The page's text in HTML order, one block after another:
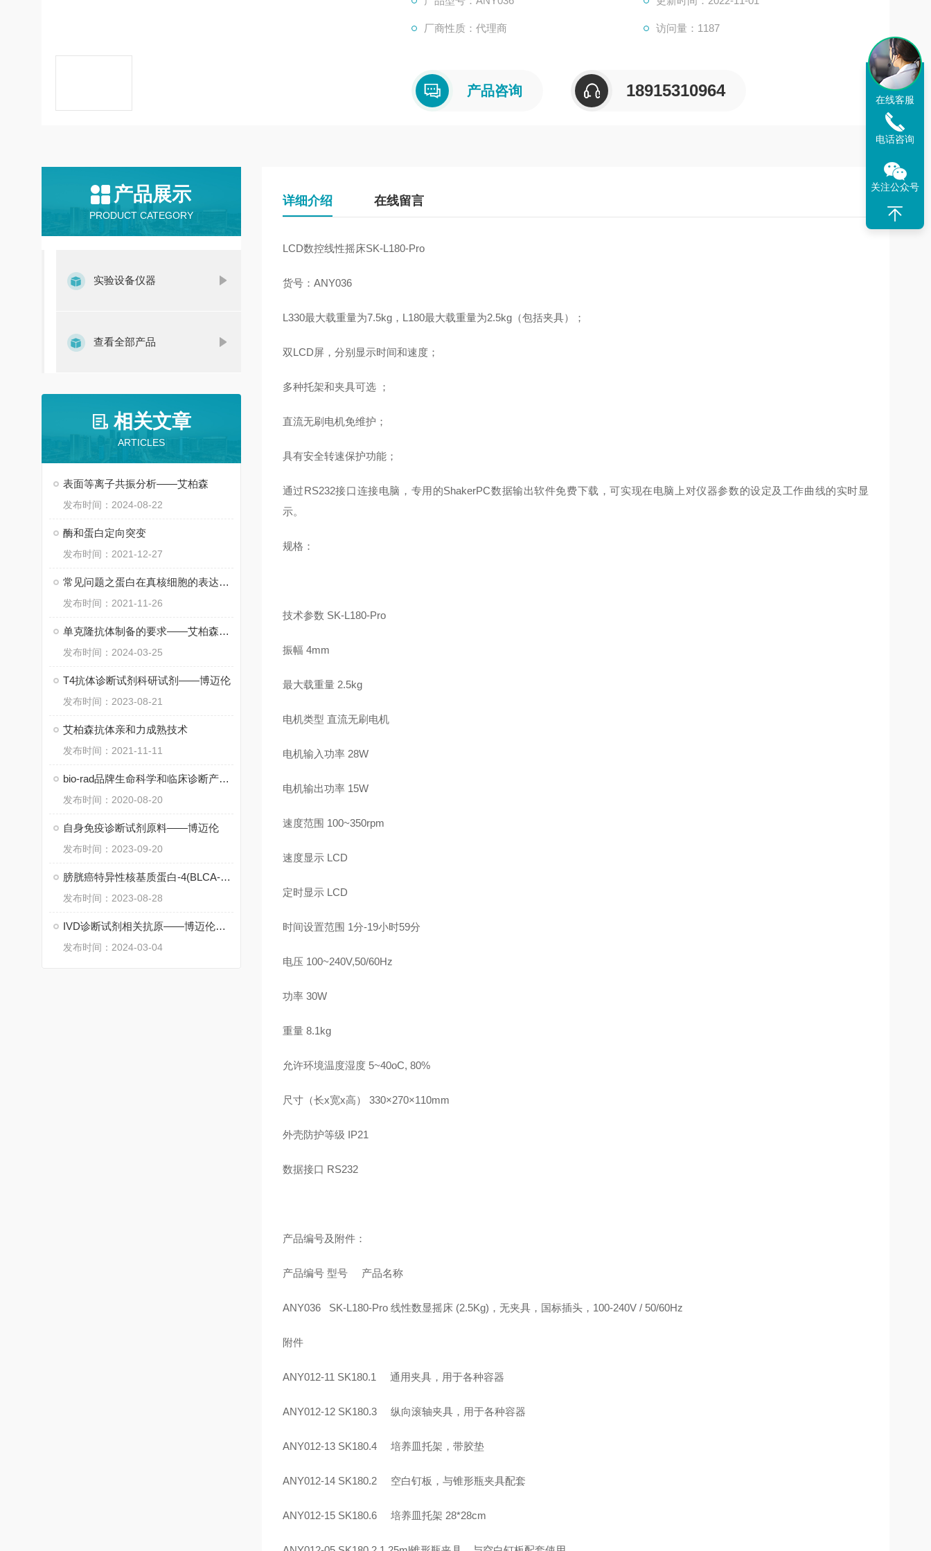
直流无刷电机免维护；
的设定及工作曲线的实时显示。
厂商性质：代理商 访问量：1187
产品咨询 18915310964
产品展示
PRODUCT CATEGORY
实验设备仪器
查看全部产品
相关文章
ARTICLES
表面等离子共振分析——艾柏森
发布时间：2024-08-22
酶和蛋白定向突变
发布时间：2021-12-27
常见问题之蛋白在真核细胞的表达量低？
发布时间：2021-11-26
单克隆抗体制备的要求——艾柏森生物
发布时间：2024-03-25
T4抗体诊断试剂科研试剂——博迈伦
发布时间：2023-08-21
艾柏森抗体亲和力成熟技术
发布时间：2021-11-11
bio-rad品牌生命科学和临床诊断产品*
发布时间：2020-08-20
自身免疫诊断试剂原料——博迈伦
发布时间：2023-09-20
膀胱癌特异性核基质蛋白-4(BLCA-4)——博迈伦
发布时间：2023-08-28
IVD诊断试剂相关抗原——博迈伦生物
发布时间：2024-03-04
详细介绍 在线留言
LCD数控线性摇床SK-L180-Pro
货号： ANY036
L330最大载重量为7.5kg， L180最大载重量为2.5kg（包括夹具）；
双LCD屏，分别显示时间和速度；
多种托架和夹具可选 ；
直流无刷电机免维护；
具有安全转速保护功能；
通过RS232接口连接电脑，专用的ShakerPC数据输出软件免费下载，可实现在电脑上对仪器参数的设定及工作曲线的实时显
示。
规格：
技术参数 SK-L180-Pro
振幅 4mm
最大载重量 2.5kg
电机类型 直流无刷电机
电机输入功率 28W
电机输出功率 15W
速度范围 100~350rpm
速度显示 LCD
定时显示 LCD
时间设置范围 1分-19小时59分
电压 100~240V,50/60Hz
功率 30W
重量 8.1kg
允许环境温度湿度 5~40oC, 80%
尺寸（长x宽x高） 330×270×110mm
外壳防护等级 IP21
数据接口 RS232
产品编号及附件：
产品编号 型号 产品名称
ANY036 SK-L180-Pro 线性数显摇床(2.5Kg) ，无夹具，国标插头， 100-240V / 50/60Hz
附件
ANY012-11 SK180.1 通用夹具，用于各种容器
ANY012-12 SK180.3 纵向滚轴夹具，用于各种容器
ANY012-13 SK180.4 培养皿托架，带胶垫
ANY012-14 SK180.2 空白钉板，与锥形瓶夹具配套
ANY012-15 SK180.6 培养皿托架 28*28cm
在线客服
电话咨询
关注公众号